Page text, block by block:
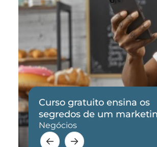
Curso gratuito ensina os
segredos de um
eficaz
Negócios